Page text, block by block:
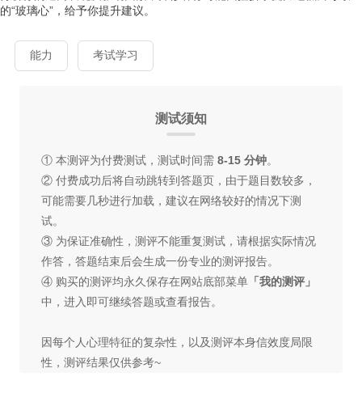
的“玻璃心”，给予你提升建议。
能力 考试学习
测试须知
① 本测评为付费测试，测试时间需8-15 分钟。
② 付费成功后将自动跳转到答题页，由于题目数较多，
可能需要几秒进行加载，建议在网络较好的情况下测
试。
③ 为保证准确性，测评不能重复测试，请根据实际情况
作答，答题结束后会生成一份专业的测评报告。
④ 购买的测评均永久保存在网站底部菜单「我的测评」
中，进入即可继续答题或查看报告。
因每个人心理特征的复杂性，以及测评本身信效度局限
性，测评结果仅供参考~